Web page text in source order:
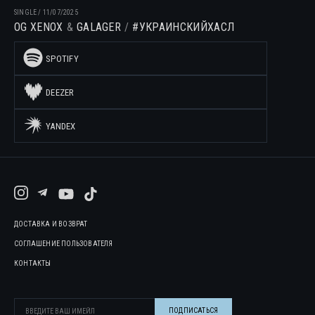
SINGLE/ 11/07/2025
OG XENOX GALAGER #УКРАИНСКИЙХАСЛ
SPOTIFY
DEEZER
YANDEX
ДОСТАВКА И ВОЗВРАТ
СОГЛАШЕНИЕ ПОЛЬЗОВАТЕЛЯ
КОНТАКТЫ